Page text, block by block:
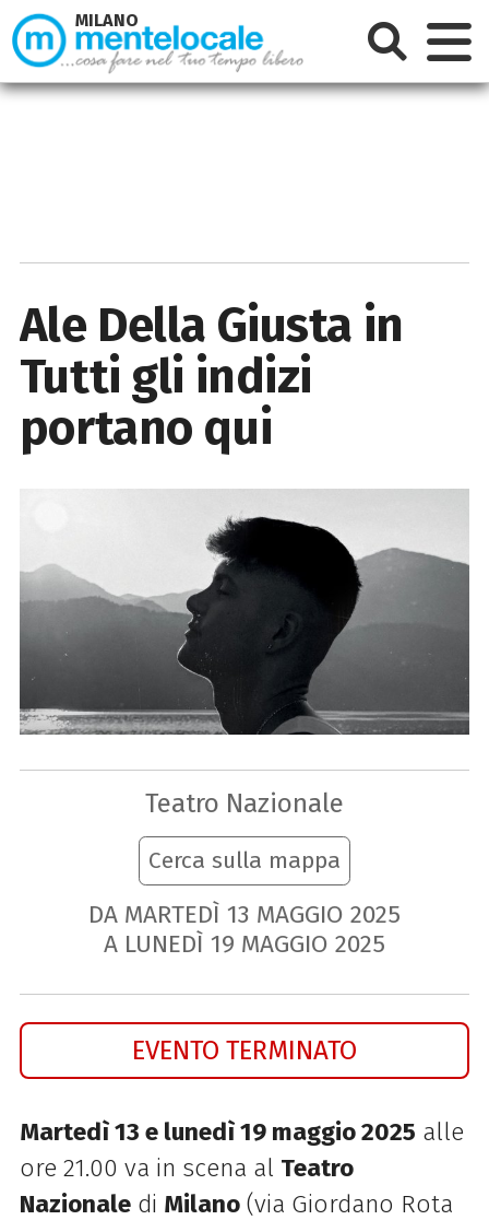
Ale Della Giusta in
Tutti gli indizi
portano qui
Teatro Nazionale
Cerca sulla mappa
DA MARTEDÌ 13 MAGGIO 2025
A LUNEDÌ 19 MAGGIO 2025
EVENTO TERMINATO
Martedì 13 e lunedì 19 maggio 2025 alle
ore 21.00 va in scena al Teatro
Nazionaledi Milano(via Giordano Rota
MILANO